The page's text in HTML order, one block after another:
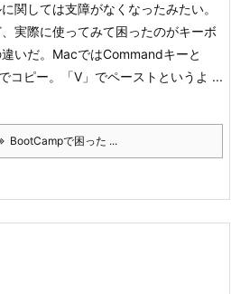
に関しては支障がなくなったみたい。
実際に使ってみて困ったのがキーボ
いだ。 MacではCommandキーと
でコピー。「V」でペーストというよ ...
BootCampで困った ...